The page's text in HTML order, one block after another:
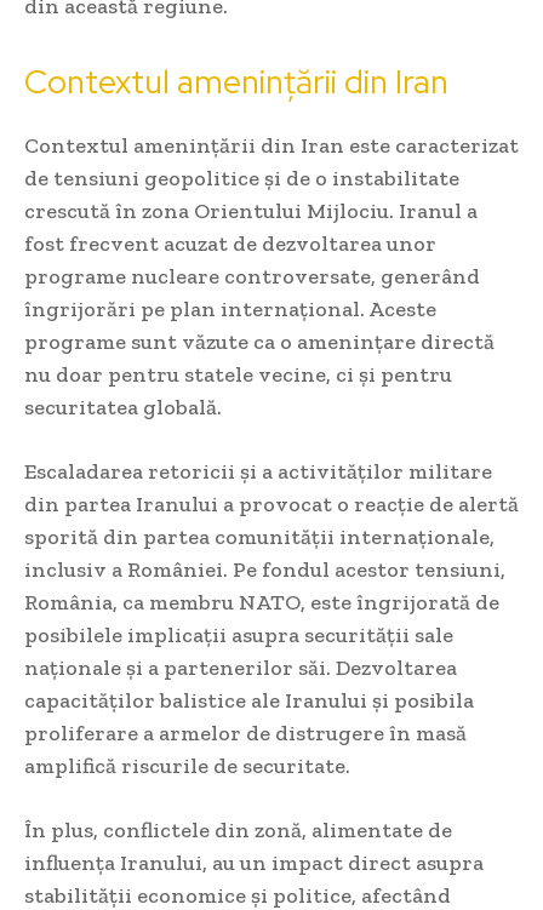
din această regiune.
Contextul amenințării din Iran
Contextul amenințării din Iran este caracterizat
de tensiuni geopolitice și de o instabilitate
crescută în zona Orientului Mijlociu. Iranul a
fost frecvent acuzat de dezvoltarea unor
programe nucleare controversate, generând
îngrijorări pe plan internațional. Aceste
programe sunt văzute ca o amenințare directă
nu doar pentru statele vecine, ci și pentru
securitatea globală.
Escaladarea retoricii și a activităților militare
din partea Iranului a provocat o reacție de alertă
sporită din partea comunității internaționale,
inclusiv a României. Pe fondul acestor tensiuni,
România, ca membru NATO, este îngrijorată de
posibilele implicații asupra securității sale
naționale și a partenerilor săi. Dezvoltarea
capacităților balistice ale Iranului și posibila
proliferare a armelor de distrugere în masă
amplifică riscurile de securitate.
În plus, conflictele din zonă, alimentate de
influența Iranului, au un impact direct asupra
stabilității economice și politice, afectând